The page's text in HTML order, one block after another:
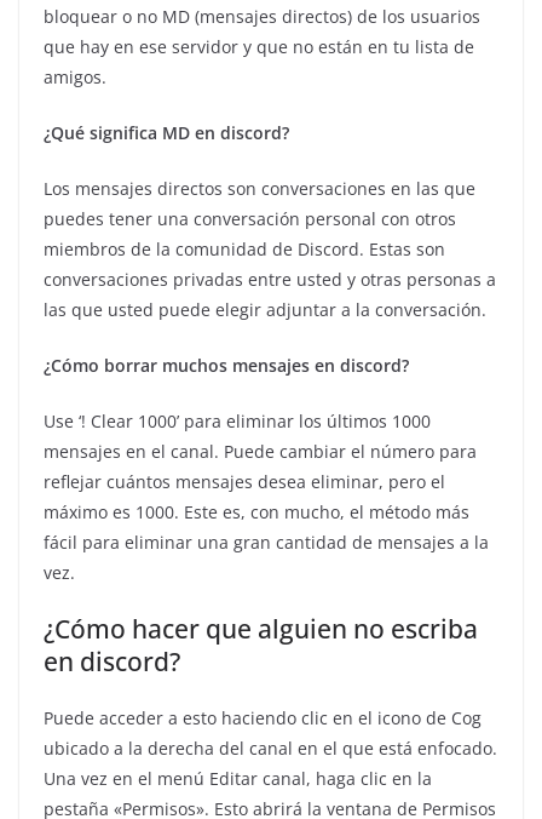
bloquear o no MD (mensajes directos) de los usuarios
que hay en ese servidor y que no están en tu lista de
amigos.
¿Qué significa MD en discord?
Los mensajes directos son conversaciones en las que
puedes tener una conversación personal con otros
miembros de la comunidad de Discord. Estas son
conversaciones privadas entre usted y otras personas a
las que usted puede elegir adjuntar a la conversación.
¿Cómo borrar muchos mensajes en discord?
Use ‘! Clear 1000’ para eliminar los últimos 1000
mensajes en el canal. Puede cambiar el número para
reflejar cuántos mensajes desea eliminar, pero el
máximo es 1000. Este es, con mucho, el método más
fácil para eliminar una gran cantidad de mensajes a la
vez.
¿Cómo hacer que alguien no escriba
en discord?
Puede acceder a esto haciendo clic en el icono de Cog
ubicado a la derecha del canal en el que está enfocado.
Una vez en el menú Editar canal, haga clic en la
pestaña «Permisos». Esto abrirá la ventana de Permisos